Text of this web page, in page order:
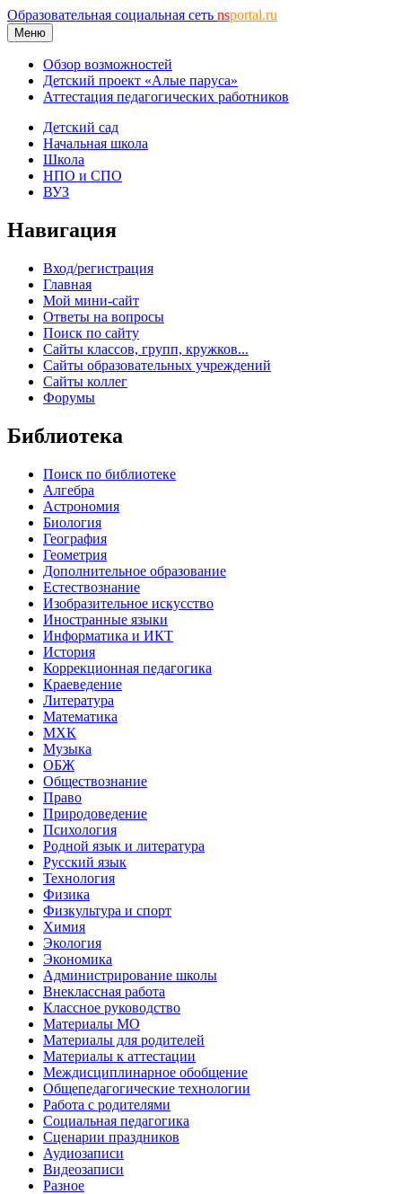
Образовательная социальная сеть nsportal.ru
Меню
Обзор возможностей
Детский проект «Алые паруса»
Аттестация педагогических работников
Детский сад
Начальная школа
Школа
НПО и СПО
ВУЗ
Навигация
Вход/регистрация
Главная
Мой мини-сайт
Ответы на вопросы
Поиск по сайту
Сайты классов, групп, кружков...
Сайты образовательных учреждений
Сайты коллег
Форумы
Библиотека
Поиск по библиотеке
Алгебра
Астрономия
Биология
География
Геометрия
Дополнительное образование
Естествознание
Изобразительное искусство
Иностранные языки
Информатика и ИКТ
История
Коррекционная педагогика
Краеведение
Литература
Математика
МХК
Музыка
ОБЖ
Обществознание
Право
Природоведение
Психология
Родной язык и литература
Русский язык
Технология
Физика
Физкультура и спорт
Химия
Экология
Экономика
Администрирование школы
Внеклассная работа
Классное руководство
Материалы МО
Материалы для родителей
Материалы к аттестации
Междисциплинарное обобщение
Общепедагогические технологии
Работа с родителями
Социальная педагогика
Сценарии праздников
Аудиозаписи
Видеозаписи
Разное